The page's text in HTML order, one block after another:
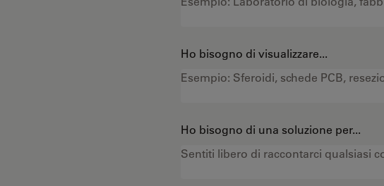
Ho bisogno di visualizzare...
Ho bisogno di una soluzione per...